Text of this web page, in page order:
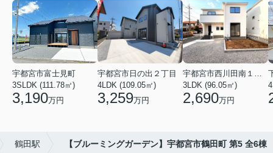
宇都宮市富士見町
3SLDK (111.78㎡)
3,190万円
宇都宮市日の出２丁目
4LDK (109.05㎡)
3,259万円
宇都宮市西川田南１丁目
3LDK (96.05㎡)
2,690万円
鶴田駅 【ブルーミングガーデン】宇都宮市鶴田町 第5 全6棟